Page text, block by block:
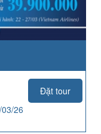
Đặt tour
26